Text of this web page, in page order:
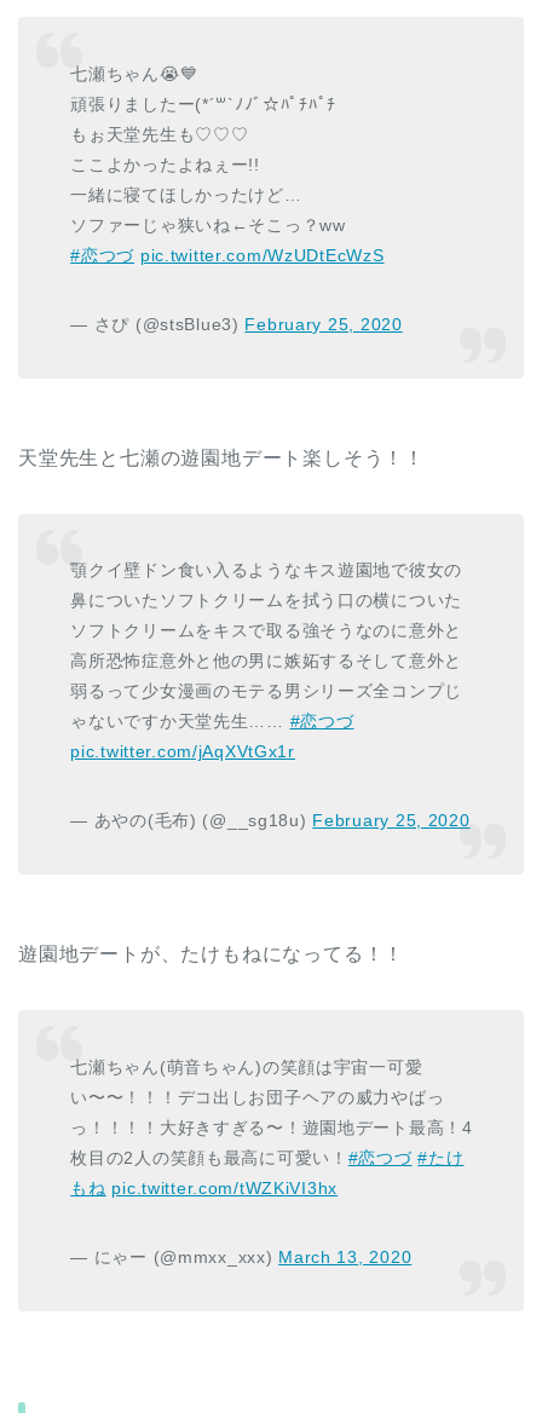
七瀬ちゃん😭💙
頑張りましたー(*´꒳`ﾉﾉﾞ☆ﾊﾟﾁﾊﾟﾁ
もぉ天堂先生も♡♡♡
ここよかったよねぇー!!
一緒に寝てほしかったけど…
ソファーじゃ狭いね←そこっ？ww
#恋つづ pic.twitter.com/WzUDtEcWzS
— さぴ (@stsBlue3) February 25, 2020
天堂先生と七瀬の遊園地デート楽しそう！！
顎クイ壁ドン食い入るようなキス遊園地で彼女の
鼻についたソフトクリームを拭う口の横についた
ソフトクリームをキスで取る強そうなのに意外と
高所恐怖症意外と他の男に嫉妬するそして意外と
弱るって少女漫画のモテる男シリーズ全コンプじ
ゃないですか天堂先生…… #恋つづ
pic.twitter.com/jAqXVtGx1r
— あやの(毛布) (@__sg18u) February 25, 2020
遊園地デートが、たけもねになってる！！
七瀬ちゃん(萌音ちゃん)の笑顔は宇宙一可愛
い〜〜！！！デコ出しお団子ヘアの威力やばっ
っ！！！！大好きすぎる〜！遊園地デート最高！4
枚目の2人の笑顔も最高に可愛い！ #恋つづ #たけ
もね pic.twitter.com/tWZKiVI3hx
— にゃー (@mmxx_xxx) March 13, 2020